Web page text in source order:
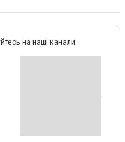
на наші канали